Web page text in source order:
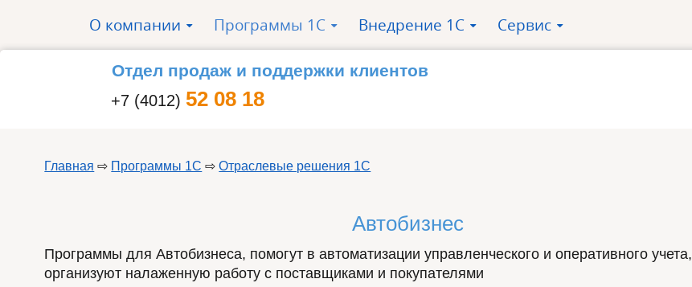
О компании Программы 1С Внедрение 1С Сервис
Отдел продаж и поддержки клиентов
+7 (4012) 52 08 18
Вы здесь
Главная ⇨ Программы 1С ⇨Отраслевые решения 1С
Автобизнес
Программы для Автобизнеса, помогут в автоматизации управленческого и оперативного учета,
организуют налаженную работу с поставщиками и покупателями